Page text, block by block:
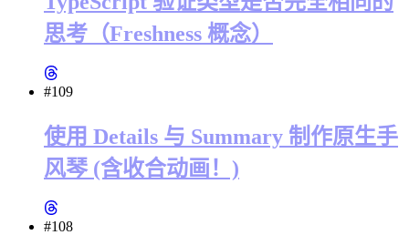
思考（Freshness 概念）
#109
使用 Details 与 Summary 制作原生手
风琴 (含收合动画！)
#108